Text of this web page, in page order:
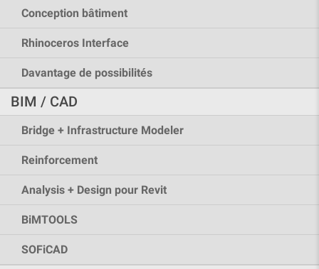
Conception bâtiment
Rhinoceros Interface
Davantage de possibilités
BIM / CAD
Bridge + Infrastructure Modeler
Reinforcement
Analysis + Design pour Revit
BiMTOOLS
SOFiCAD